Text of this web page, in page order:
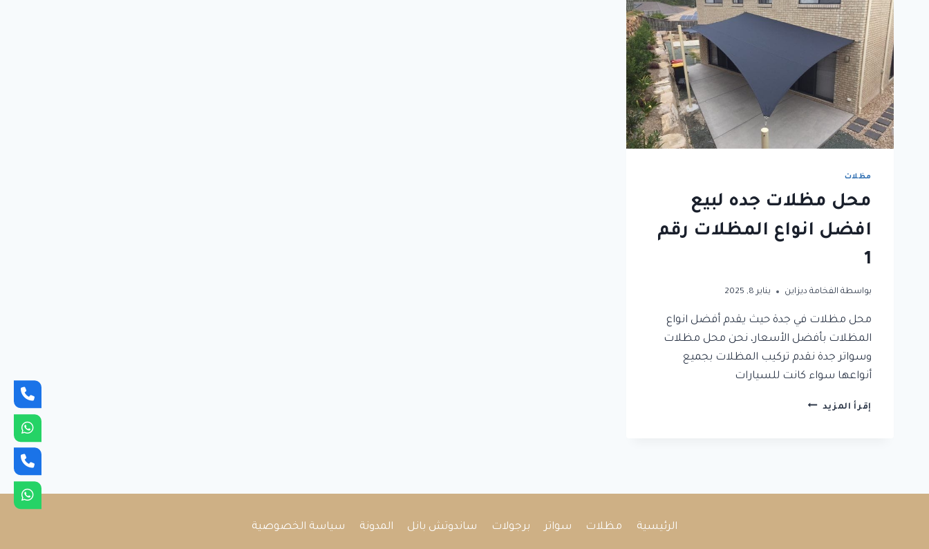
مظلات
محل مظلات جده لبيع
افضل انواع المظلات رقم
1
بواسطة الفخامة ديزاين يناير 8, 2025
محل مظلات في جدة حيث يقدم أفضل انواع
المظلات بأفضل الأسعار، نحن محل مظلات
وسواتر جدة نقدم تركيب المظلات بجميع
أنواعها سواء كانت للسيارات
إقرأ المزيد محل
الرئيسية مظلات سواتر برجولات ساندوتش بانل المدونة سياسة الخصوصية